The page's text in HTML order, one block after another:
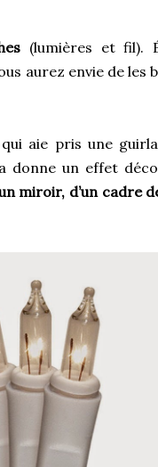
(lumières et fil).
aurez envie de les
aie pris une
donne un effet
miroir, d’un cadre